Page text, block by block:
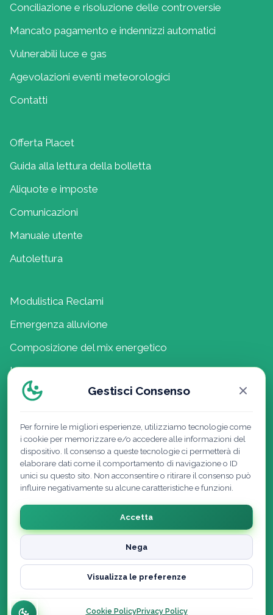
Conciliazione e risoluzione delle controversie
Mancato pagamento e indennizzi automatici
Vulnerabili luce e gas
Agevolazioni eventi meteorologici
Contatti
Offerta Placet
Guida alla lettura della bolletta
Aliquote e imposte
Comunicazioni
Manuale utente
Autolettura
Modulistica Reclami
Emergenza alluvione
Composizione del mix energetico
Lavora con noi
Politica della Qualità
Cookie Policy | Privacy Policy |
Dichiarazione di accessibilità
Gestisci Consenso
Per fornire le migliori esperienze, utilizziamo tecnologie come
i cookie per memorizzare e/o accedere alle informazioni del
dispositivo. Il consenso a queste tecnologie ci permetterà di
elaborare dati come il comportamento di navigazione o ID
unici su questo sito. Non acconsentire o ritirare il consenso può
influire negativamente su alcune caratteristiche e funzioni.
Accetta
Nega
Visualizza le preferenze
Cookie PolicyPrivacy Policy